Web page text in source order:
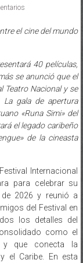
el cine del mundo
40 películas,
se anunció que el
Teatro Nacional y se
La gala de apertura
«Runa Simi» del
el legado caribeño
de la cineasta
Internacional
para celebrar su
2026 y reunió a
del Festival en
los detalles del
como el
y que conecta la
el Caribe. En esta